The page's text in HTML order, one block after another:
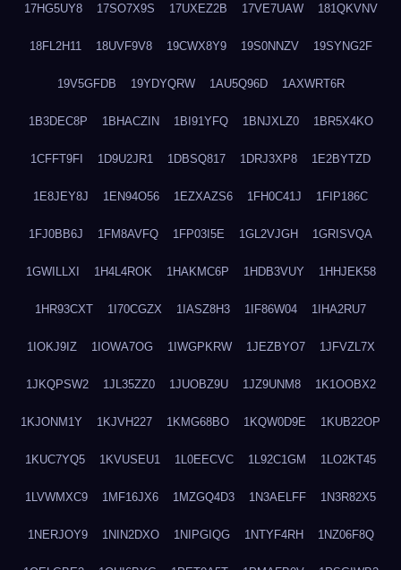
17HG5UY8 17SO7X9S 17UXEZ2B 17VE7UAW 181QKVNV
18FL2H11 18UVF9V8 19CWX8Y9 19S0NNZV 19SYNG2F
19V5GFDB 19YDYQRW 1AU5Q96D 1AXWRT6R
1B3DEC8P 1BHACZIN 1BI91YFQ 1BNJXLZ0 1BR5X4KO
1CFFT9FI 1D9U2JR1 1DBSQ817 1DRJ3XP8 1E2BYTZD
1E8JEY8J 1EN94O56 1EZXAZS6 1FH0C41J 1FIP186C
1FJ0BB6J 1FM8AVFQ 1FP03I5E 1GL2VJGH 1GRISVQA
1GWILLXI 1H4L4ROK 1HAKMC6P 1HDB3VUY 1HHJEK58
1HR93CXT 1I70CGZX 1IASZ8H3 1IF86W04 1IHA2RU7
1IOKJ9IZ 1IOWA7OG 1IWGPKRW 1JEZBYO7 1JFVZL7X
1JKQPSW2 1JL35ZZ0 1JUOBZ9U 1JZ9UNM8 1K1OOBX2
1KJONM1Y 1KJVH227 1KMG68BO 1KQW0D9E 1KUB22OP
1KUC7YQ5 1KVUSEU1 1L0EECVC 1L92C1GM 1LO2KT45
1LVWMXC9 1MF16JX6 1MZGQ4D3 1N3AELFF 1N3R82X5
1NERJOY9 1NIN2DXO 1NIPGIQG 1NTYF4RH 1NZ06F8Q